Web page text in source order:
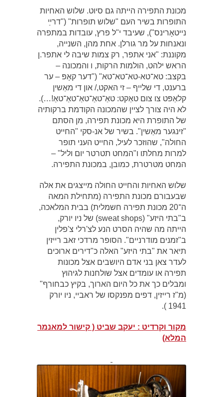
מכונת התפירה הייתה גם סיוט. שלוש האחיות
התופרות בשיר העם "שלוש תופרות" ("דרײַ
נייטאָרינס"), שעיבד י"ל פרץ, עובדות במתפרה
ונאנחות על מר גורלן. אחת מהן, השנייה,
מקוננת: "אני אתפר, רק צמות שיבה לי אתפר.ן
הראש ילהט, הולמות הרקות, ו והמכונה –
בקצב: טא־טא-טא־טא־טא" ("דער קאָפּ – ער
ברענט, די שלייף – זי האקט,/ און די מאַשין
קלאַפּט צו צום טאַקט: טאַ־טאַ־טאַ־טאַ־טאַ!…).
לא היה צורך לציין שהמכונה הקודמת ברקותיה
של התופרת היא מכונת תפירה, מן הסתם
"זינגער מאַשין". בשיר של אנ-סקי "החייט
החולה", שהוזכר לעיל, החייט העני תופר
למרות מחלתו ו"המחט תטרטר יום וליל" –
המחט מטרטרת, כמובן, במכונת התפירה.
שלוש האחיות והחייט החולה מייצגים את אלה
שבעבורם מכונת התפירה (מתחילת המאה
ה־20 מכונת תפירה חשמלית) בבית המלאכה,
ב"בתי היזע" (sweat shops) של ניו יורק,
הייתה מה שהיה הסרט הנע לצ'רלי צ'פלין
ב"זמנים מודרניים". הסופר מרדכי זאב רייזין
תיאר את "בתי היזע" האלה כ"דירים ארוכים
לעדר צאן בני אדם היושבים אצל מכונות
תפירה או עומדים אצל שולחנות לגיהוץ
ומבלים כך את כל היום הארוך, בקיץ כבחורף"
(מ"ז רייזין, דפים מפנקסו של ראביי, ניו יורק
1941 ).
מקור וקרדיט : יעקב שביט ( קישור למאנמר
המלא)